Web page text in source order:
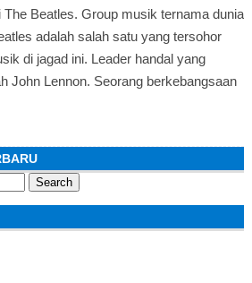
The Beatles. Group musik ternama dunia
adalah salah satu yang tersohor
di jagad ini. Leader handal yang
John Lennon. Seorang berkebangsaan